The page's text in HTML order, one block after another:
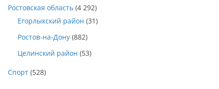
Ростовская область (4 292)
Егорлыкский район (31)
Ростов-на-Дону (882)
Целинский район (53)
Спорт (528)